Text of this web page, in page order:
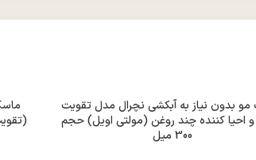
بدون نیاز به آبکشی نچرال مدل تقویت
و احیا کننده چند روغن (مولتی اویل) حجم
300 میل